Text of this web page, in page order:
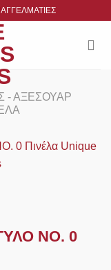
- ΑΞΕΣΟΥΆΡ
ΝΟ. 0